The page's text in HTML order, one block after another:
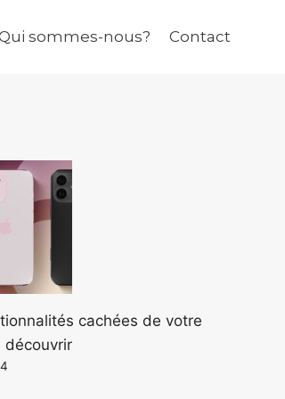
sommes-nous? Contact
cachées de votre
découvrir